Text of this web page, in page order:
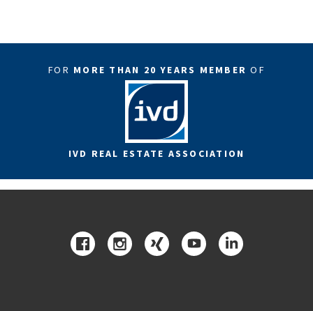
FOR MORE THAN 20 YEARS MEMBEROF
IVD REAL ESTATE ASSOCIATION